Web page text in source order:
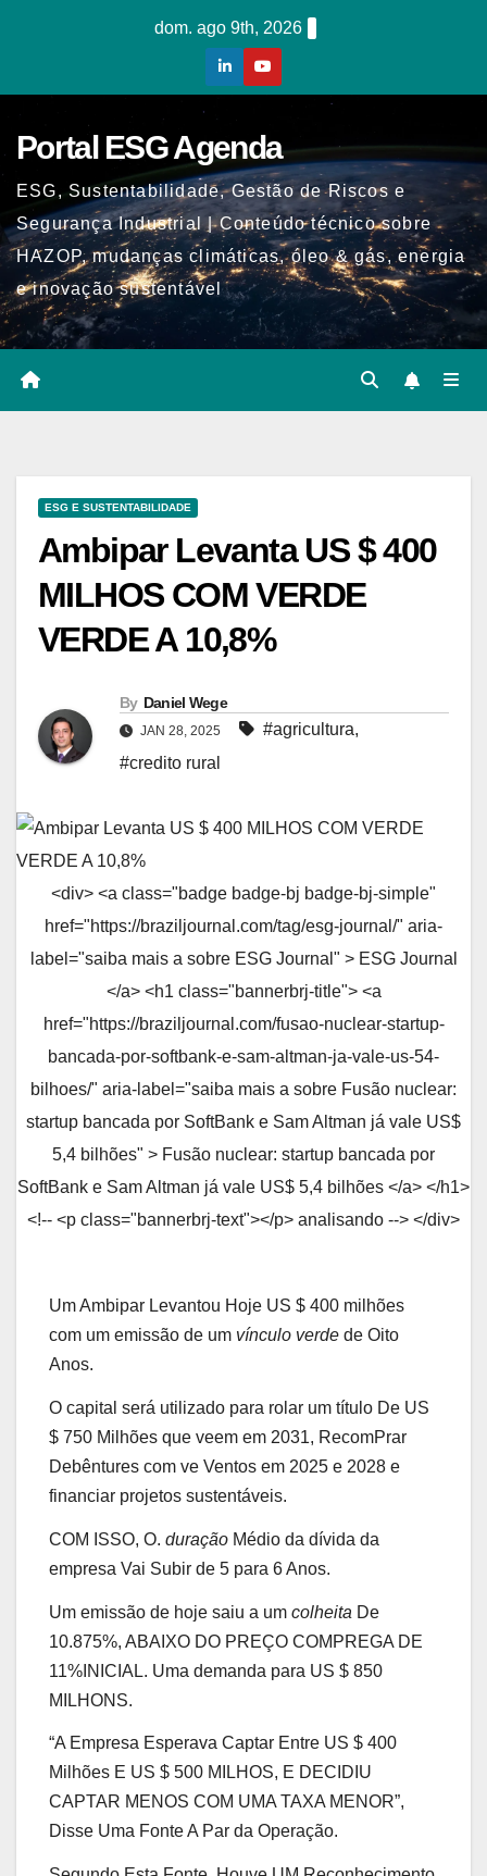
dom. ago 9th, 2026
Portal ESG Agenda
ESG, Sustentabilidade, Gestão de Riscos e
Segurança Industrial | Conteúdo técnico sobre
HAZOP, mudanças climáticas, óleo & gás, energia
e inovação sustentável
ESG E SUSTENTABILIDADE
Ambipar Levanta US $ 400
MILHOS COM VERDE
VERDE A 10,8%
By Daniel Wege
JAN 28, 2025 #agricultura,
#credito rural
<div> <a class="badge badge-bj badge-bj-simple"
href="https://braziljournal.com/tag/esg-journal/" aria-
label="saiba mais a sobre ESG Journal" > ESG Journal
</a> <h1 class="bannerbrj-title"> <a
href="https://braziljournal.com/fusao-nuclear-startup-
bancada-por-softbank-e-sam-altman-ja-vale-us-54-
bilhoes/" aria-label="saiba mais a sobre Fusão nuclear:
startup bancada por SoftBank e Sam Altman já vale US$
5,4 bilhões" > Fusão nuclear: startup bancada por
SoftBank e Sam Altman já vale US$ 5,4 bilhões </a> </h1>
<!-- <p class="bannerbrj-text"></p> analisando --> </div>
Um Ambipar Levantou Hoje US $ 400 milhões
com um emissão de um vínculo verde de Oito
Anos.
O capital será utilizado para rolar um título De US
$ 750 Milhões que veem em 2031, RecomPrar
Debêntures com ve Ventos em 2025 e 2028 e
financiar projetos sustentáveis.
COM ISSO, O. duração Médio da dívida da
empresa Vai Subir de 5 para 6 Anos.
Um emissão de hoje saiu a um colheita De
10.875%, ABAIXO DO PREÇO COMPREGA DE
11%INICIAL. Uma demanda para US $ 850
MILHONS.
“A Empresa Esperava Captar Entre US $ 400
Milhões E US $ 500 MILHOS, E DECIDIU
CAPTAR MENOS COM UMA TAXA MENOR”,
Disse Uma Fonte A Par da Operação.